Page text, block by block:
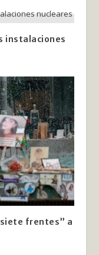
instalaciones
frentes” a